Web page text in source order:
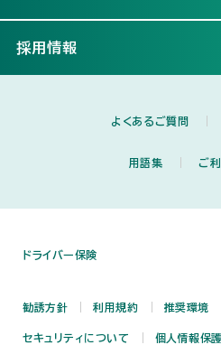
採用情報
よくあるご質問
用語集 ご
ドライバー保険
勧誘方針 利用規約 推奨環境
セキュリティについて 個人情報保